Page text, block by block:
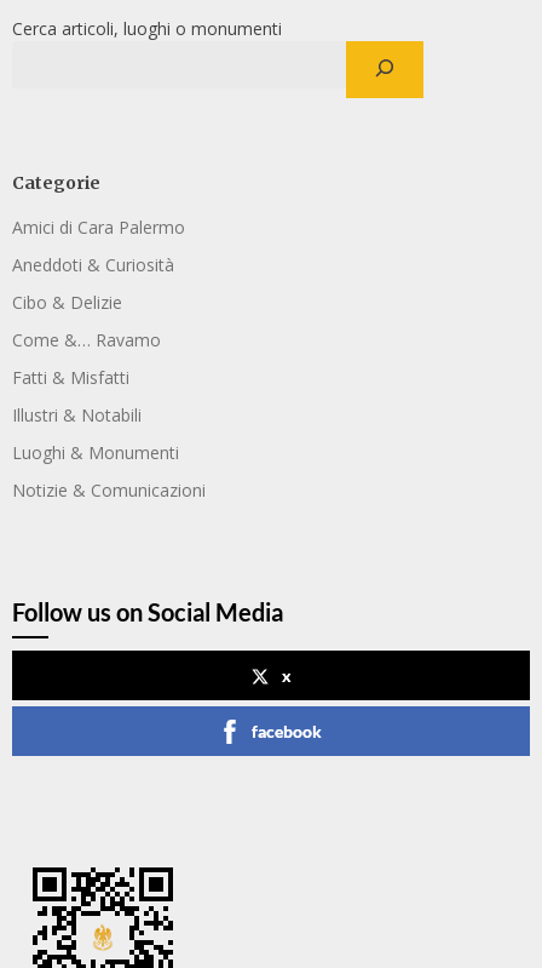
Cerca articoli, luoghi o monumenti
Categorie
Amici di Cara Palermo
Aneddoti & Curiosità
Cibo & Delizie
Come &… Ravamo
Fatti & Misfatti
Illustri & Notabili
Luoghi & Monumenti
Notizie & Comunicazioni
Follow us on Social Media
x
facebook